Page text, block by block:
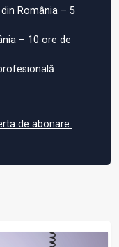
România – 5
– 10 ore de
de abonare.